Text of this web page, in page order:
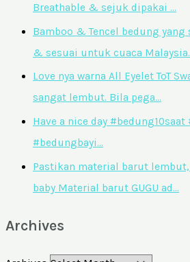
Breathable & sejuk dipakai …
Bamboo & Tencel bedung
& sesuai untuk cuaca
Love nya warna All Eyelet ToT
sangat lembut. Bila pega…
Have a nice day
#bedungbayi…
Pastikan material barut
baby Material barut GUGU ad…
Archives